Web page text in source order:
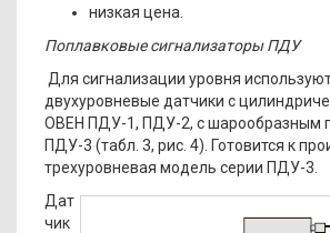
низкая цена.
Поплавковые сигнализаторы ПДУ
Для сигнализации уровня
двухуровневые датчики с
ОВЕН ПДУ-1, ПДУ-2, с шарообразным
ПДУ-3 (табл. 3, рис. 4). Готовится к
трехуровневая модель серии ПДУ-3.
Дат
чик